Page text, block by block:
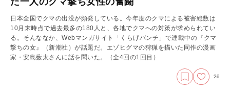
日本全国でクマの出没が頻発している。今年度のクマによる被害総数は
10月末時点で過去最多の180人と、各地でクマへの対策が求められてい
る。そんななか、Webマンガサイト「くらげバンチ」で連載中の『クマ
撃ちの女』（新潮社）が話題だ。エゾヒグマの狩猟を描いた同作の漫画
家・安島薮太さんに話を聞いた。（全4回の1回目）
26